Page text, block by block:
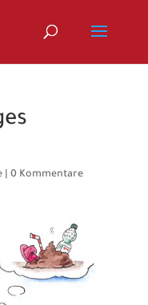
| 0 Kommentare